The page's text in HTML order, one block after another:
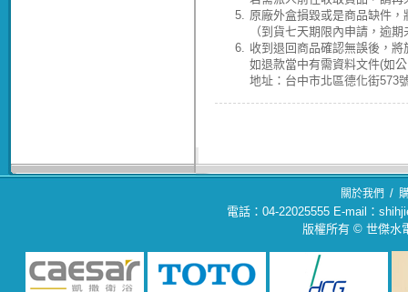
5. 原廠外盒損毀或是商品缺件
（到貨七天期限內申請，逾
6. 收到退回商品確認無誤後，
如退款當中有需資料文件(如
地址：台中市北區德化街573
關於我們 /
電話：04-22025555 E-mail：
版權所有 © 世傑水